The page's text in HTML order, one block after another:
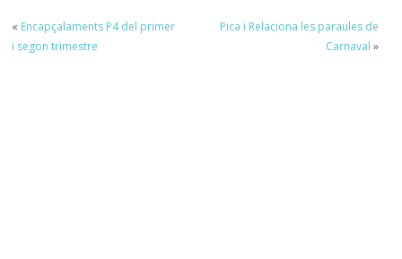
« Encapçalaments P4 del primer
i segon trimestre
Pica i Relaciona les paraules de
Carnaval »